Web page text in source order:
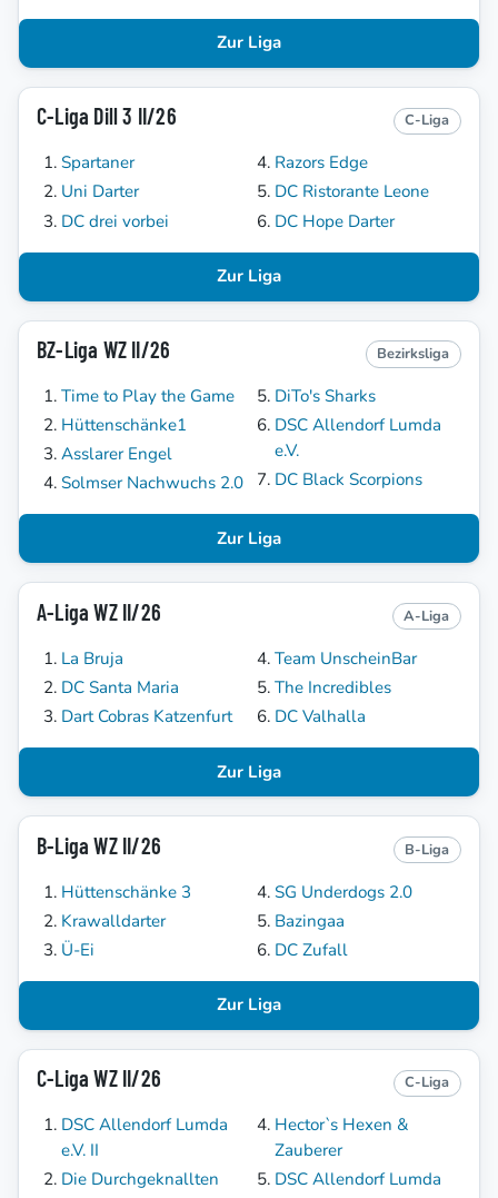
Zur Liga
C-Liga Dill 3 II/26 C-Liga
Spartaner
Uni Darter
DC drei vorbei
Razors Edge
DC Ristorante Leone
DC Hope Darter
Zur Liga
BZ-Liga WZ II/26 Bezirksliga
Time to Play the Game
Hüttenschänke1
Asslarer Engel
Solmser Nachwuchs 2.0
DiTo's Sharks
DSC Allendorf Lumda
e.V.
DC Black Scorpions
Zur Liga
A-Liga WZ II/26 A-Liga
La Bruja
DC Santa Maria
Dart Cobras Katzenfurt
Team UnscheinBar
The Incredibles
DC Valhalla
Zur Liga
B-Liga WZ II/26 B-Liga
Hüttenschänke 3
Krawalldarter
Ü-Ei
SG Underdogs 2.0
Bazingaa
DC Zufall
Zur Liga
C-Liga WZ II/26 C-Liga
DSC Allendorf Lumda
e.V. II
Die Durchgeknallten
Hector`s Hexen &
Zauberer
DSC Allendorf Lumda